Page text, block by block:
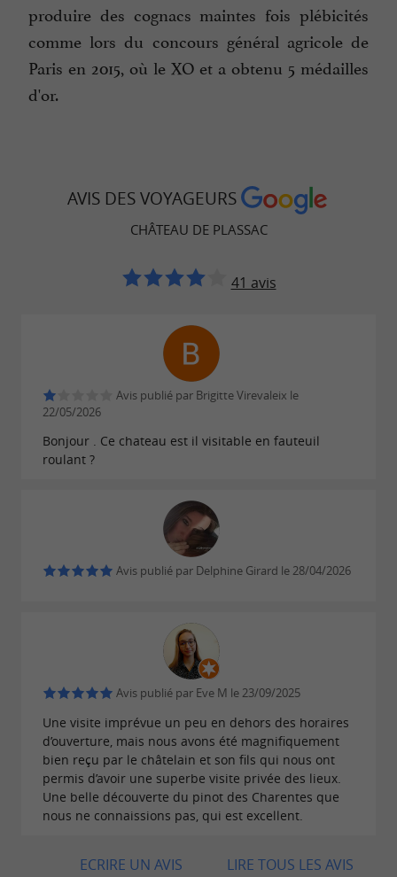
produire des cognacs maintes fois plébicités
comme lors du concours général agricole de
Paris en 2015, où le XO et a obtenu 5 médailles
d'or.
AVIS DES VOYAGEURS
CHÂTEAU DE PLASSAC
41 avis
Avis publié par Brigitte Virevaleix le
22/05/2026
Bonjour . Ce chateau est il visitable en fauteuil
roulant ?
Avis publié par Delphine Girard le 28/04/2026
Avis publié par Eve M le 23/09/2025
Une visite imprévue un peu en dehors des horaires
d’ouverture, mais nous avons été magnifiquement
bien reçu par le châtelain et son fils qui nous ont
permis d’avoir une superbe visite privée des lieux.
Une belle découverte du pinot des Charentes que
nous ne connaissions pas, qui est excellent.
LIRE TOUS LES AVIS
ECRIRE UN AVIS